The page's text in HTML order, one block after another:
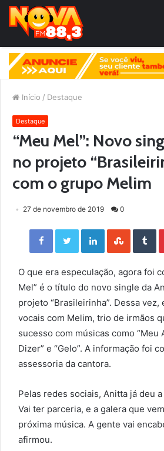
Início / Destaque
Destaque
“Meu Mel”: Novo
no projeto
com o grupo Melim
27 de novembro de 2019 0
Facebook Twitter LinkedIn StumbleUpon Tumblr
O que era especulação, agora foi
Mel” é o título do novo single da
projeto “Brasileirinha”. Dessa vez,
vocais com Melim, trio de irmãos
sucesso com músicas como “Meu
Dizer” e “Gelo”. A informação foi
assessoria da cantora.
Pelas redes sociais, Anitta já deu
Vai ter parceria, e a galera que
próxima música. A gente vai
afirmou.